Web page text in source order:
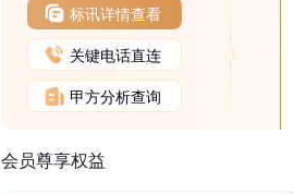
标讯详情查看
关键电话直连
甲方分析查询
会员尊享权益